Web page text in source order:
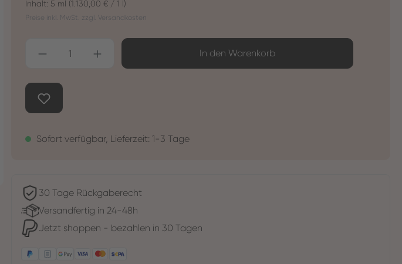
Inhalt: 5 ml (1.130,00 € / 1 l)
Preise inkl. MwSt. zzgl. Versandkosten
Produkt Anzahl: Gib den gewünschten Wert ein oder
In den Warenkorb
Sofort verfügbar, Lieferzeit: 1-3 Tage
30 Tage Rückgaberecht
Versandfertig in 24-48h
Jetzt shoppen - bezahlen in 30 Tagen